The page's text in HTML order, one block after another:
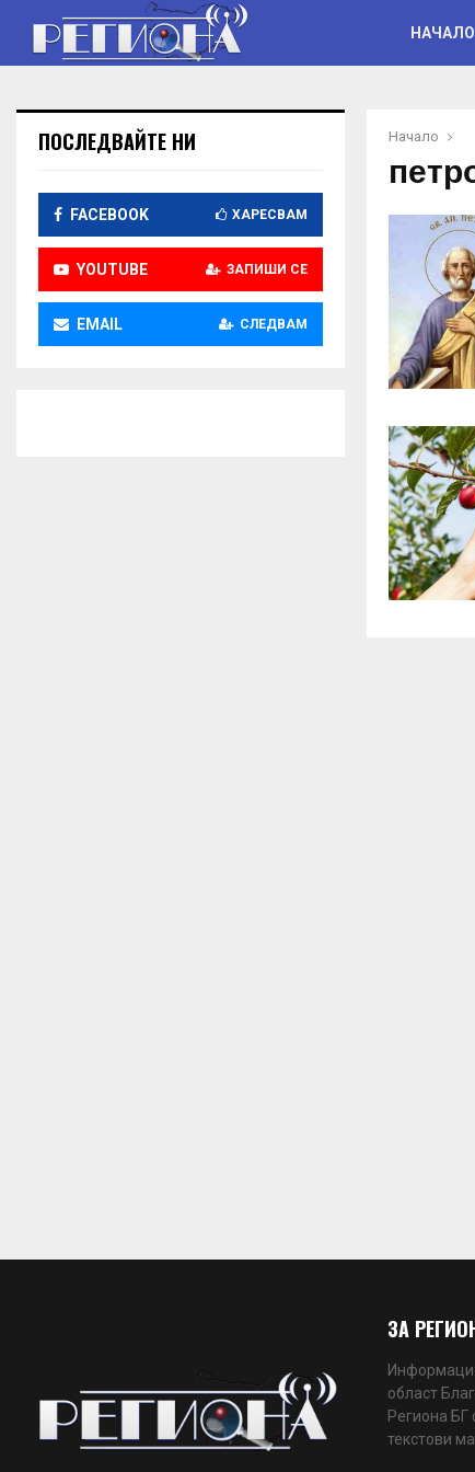
НАЧАЛО
Начало
ПОСЛЕДВАЙТЕ НИ
FACEBOOK ХАРЕСВАМ
YOUTUBE ЗАПИШИ СЕ
EMAIL СЛЕДВАМ
ЗА
област
Региона БГ
текстови